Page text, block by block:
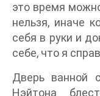
это время
нельзя, иначе
себя в руки и
себе, что я
Дверь ванной
Нэйтона